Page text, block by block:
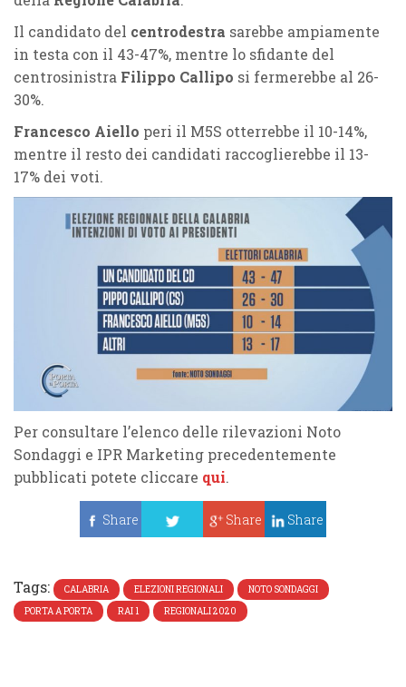
Il candidato del centrodestra sarebbe ampiamente
in testa con il 43-47%, mentre lo sfidante del
centrosinistra Filippo Callipo si fermerebbe al 26-
30%.
Francesco Aiello peri il M5S otterrebbe il 10-14%,
mentre il resto dei candidati raccoglierebbe il 13-
17% dei voti.
Per consultare l’elenco delle rilevazioni Noto
Sondaggi e IPR Marketing precedentemente
pubblicati potete cliccare qui.
Share
Share Share
Tags: CALABRIA ELEZIONI REGIONALI
NOTO SONDAGGI
PORTA A PORTA
RAI 1 REGIONALI 2020